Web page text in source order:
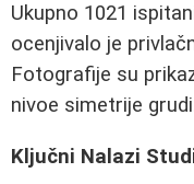
Ukupno 1021
ocenjivalo je
Fotografije su
nivoe simetrije
Ključni Nalazi